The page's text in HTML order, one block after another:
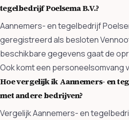
tegelbedrijf Poelsema B.V.?
Aannemers- en tegelbedrijf
geregistreerd als besloten
beschikbare gegevens gaat de
Ook komt een personeelsomvang
Hoe vergelijk ik Aannemers- en
met andere bedrijven?
Vergelijk Aannemers- en